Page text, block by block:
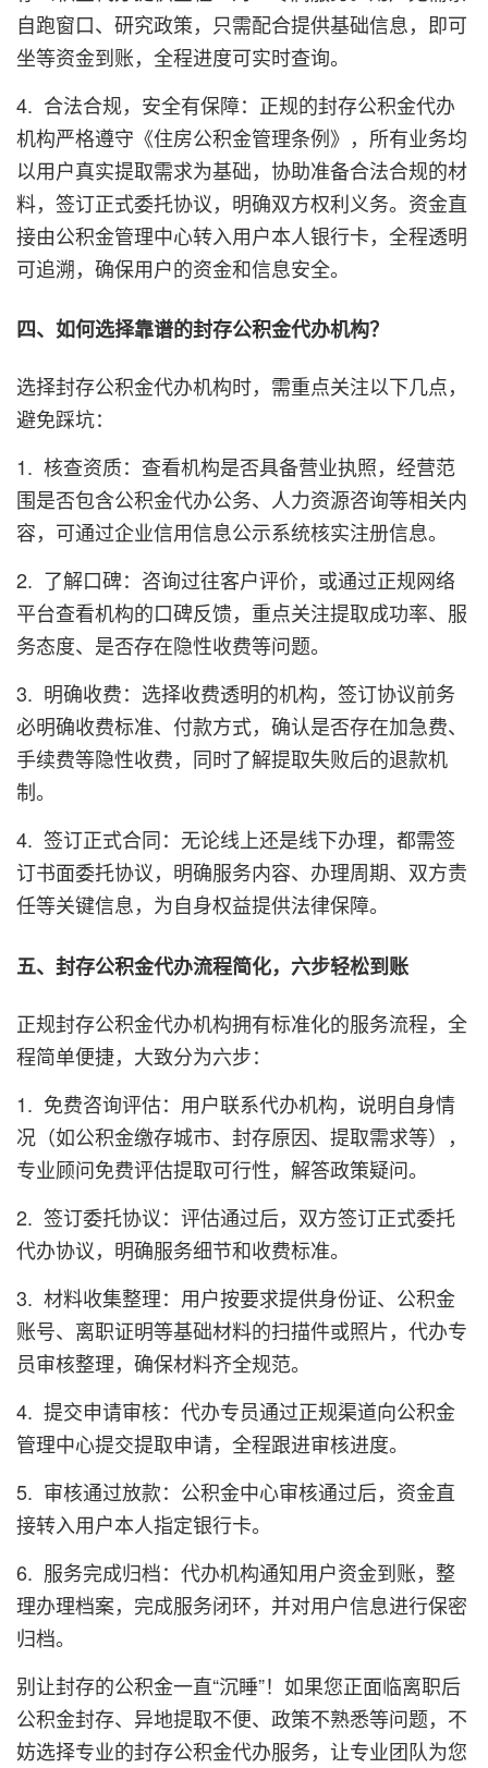
自跑窗口、研究政策，只需配合提供基础信息，即可
坐等资金到账，全程进度可实时查询。
4. 合法合规，安全有保障：正规的封存公积金代办
机构严格遵守《住房公积金管理条例》，所有业务均
以用户真实提取需求为基础，协助准备合法合规的材
料，签订正式委托协议，明确双方权利义务。资金直
接由公积金管理中心转入用户本人银行卡，全程透明
可追溯，确保用户的资金和信息安全。
四、如何选择靠谱的封存公积金代办机构？
选择封存公积金代办机构时，需重点关注以下几点，
避免踩坑：
1. 核查资质：查看机构是否具备营业执照，经营范
围是否包含公积金代办公务、人力资源咨询等相关内
容，可通过企业信用信息公示系统核实注册信息。
2. 了解口碑：咨询过往客户评价，或通过正规网络
平台查看机构的口碑反馈，重点关注提取成功率、服
务态度、是否存在隐性收费等问题。
3. 明确收费：选择收费透明的机构，签订协议前务
必明确收费标准、付款方式，确认是否存在加急费、
手续费等隐性收费，同时了解提取失败后的退款机
制。
4. 签订正式合同：无论线上还是线下办理，都需签
订书面委托协议，明确服务内容、办理周期、双方责
任等关键信息，为自身权益提供法律保障。
五、封存公积金代办流程简化，六步轻松到账
正规封存公积金代办机构拥有标准化的服务流程，全
程简单便捷，大致分为六步：
1. 免费咨询评估：用户联系代办机构，说明自身情
况（如公积金缴存城市、封存原因、提取需求等），
专业顾问免费评估提取可行性，解答政策疑问。
2. 签订委托协议：评估通过后，双方签订正式委托
代办协议，明确服务细节和收费标准。
3. 材料收集整理：用户按要求提供身份证、公积金
账号、离职证明等基础材料的扫描件或照片，代办专
员审核整理，确保材料齐全规范。
4. 提交申请审核：代办专员通过正规渠道向公积金
管理中心提交提取申请，全程跟进审核进度。
5. 审核通过放款：公积金中心审核通过后，资金直
接转入用户本人指定银行卡。
6. 服务完成归档：代办机构通知用户资金到账，整
理办理档案，完成服务闭环，并对用户信息进行保密
归档。
别让封存的公积金一直“沉睡”！如果您正面临离职后
公积金封存、异地提取不便、政策不熟悉等问题，不
妨选择专业的封存公积金代办服务，让专业团队为您